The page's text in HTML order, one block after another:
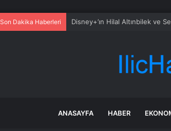
Son Dakika Haberleri
ANASAYFA HABER